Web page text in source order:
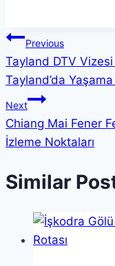
Yazı
gezinmesi
Previous
Tayland DTV
Tayland’da
Next
Chiang Mai Fener
İzleme Noktaları
Similar